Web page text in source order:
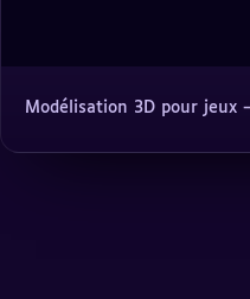
Modélisation 3D pour jeux